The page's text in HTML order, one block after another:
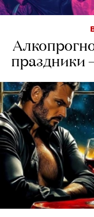
праздники